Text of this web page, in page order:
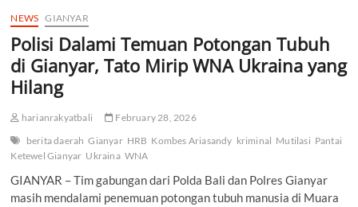
NEWS GIANYAR
Polisi Dalami Temuan Potongan Tubuh
di Gianyar, Tato Mirip WNA Ukraina yang
Hilang
harianrakyatbali
February 28, 2026
berita daerah Gianyar HRB Kombes Ariasandy kriminal Mutilasi Pantai
Ketewel Gianyar Ukraina WNA
GIANYAR – Tim gabungan dari Polda Bali dan Polres Gianyar
masih mendalami penemuan potongan tubuh manusia di Muara